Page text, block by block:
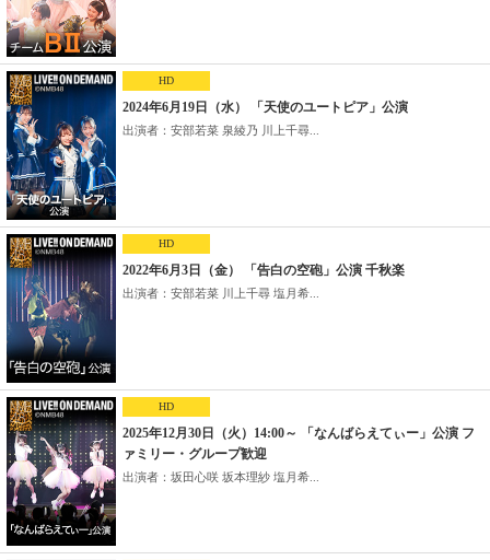
HD
2024年6月19日（水） 「天使のユートピア」公演
出演者：安部若菜 泉綾乃 川上千尋...
HD
2022年6月3日（金） 「告白の空砲」公演 千秋楽
出演者：安部若菜 川上千尋 塩月希...
HD
2025年12月30日（火）14:00～ 「なんばらえてぃー」公演 フ
ァミリー・グループ歓迎
出演者：坂田心咲 坂本理紗 塩月希...